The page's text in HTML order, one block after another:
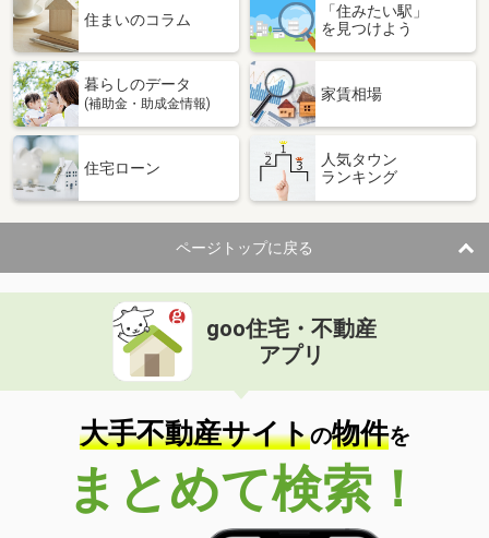
住まいのコラム
「住みたい駅」
を見つけよう
暮らしのデータ
(補助金・助成金情報)
家賃相場
住宅ローン
人気タウン
ランキング
ページトップに戻る
goo住宅・不動産
アプリ
大手不動産サイトの物件を
まとめて検索！